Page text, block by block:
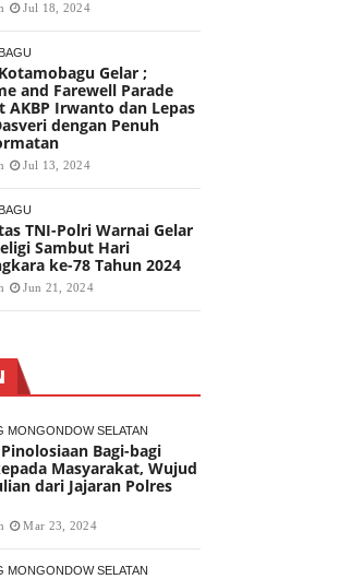
Jul 18, 2024
Gelar ;
and Farewell Parade
AKBP Irwanto dan Lepas
dengan Penuh
Jul 13, 2024
TNI-Polri Warnai Gelar
Sambut Hari
ke-78 Tahun 2024
Jun 21, 2024
MONGONDOW SELATAN
Bagi-bagi
Masyarakat, Wujud
dari Jajaran Polres
Mar 23, 2024
MONGONDOW SELATAN